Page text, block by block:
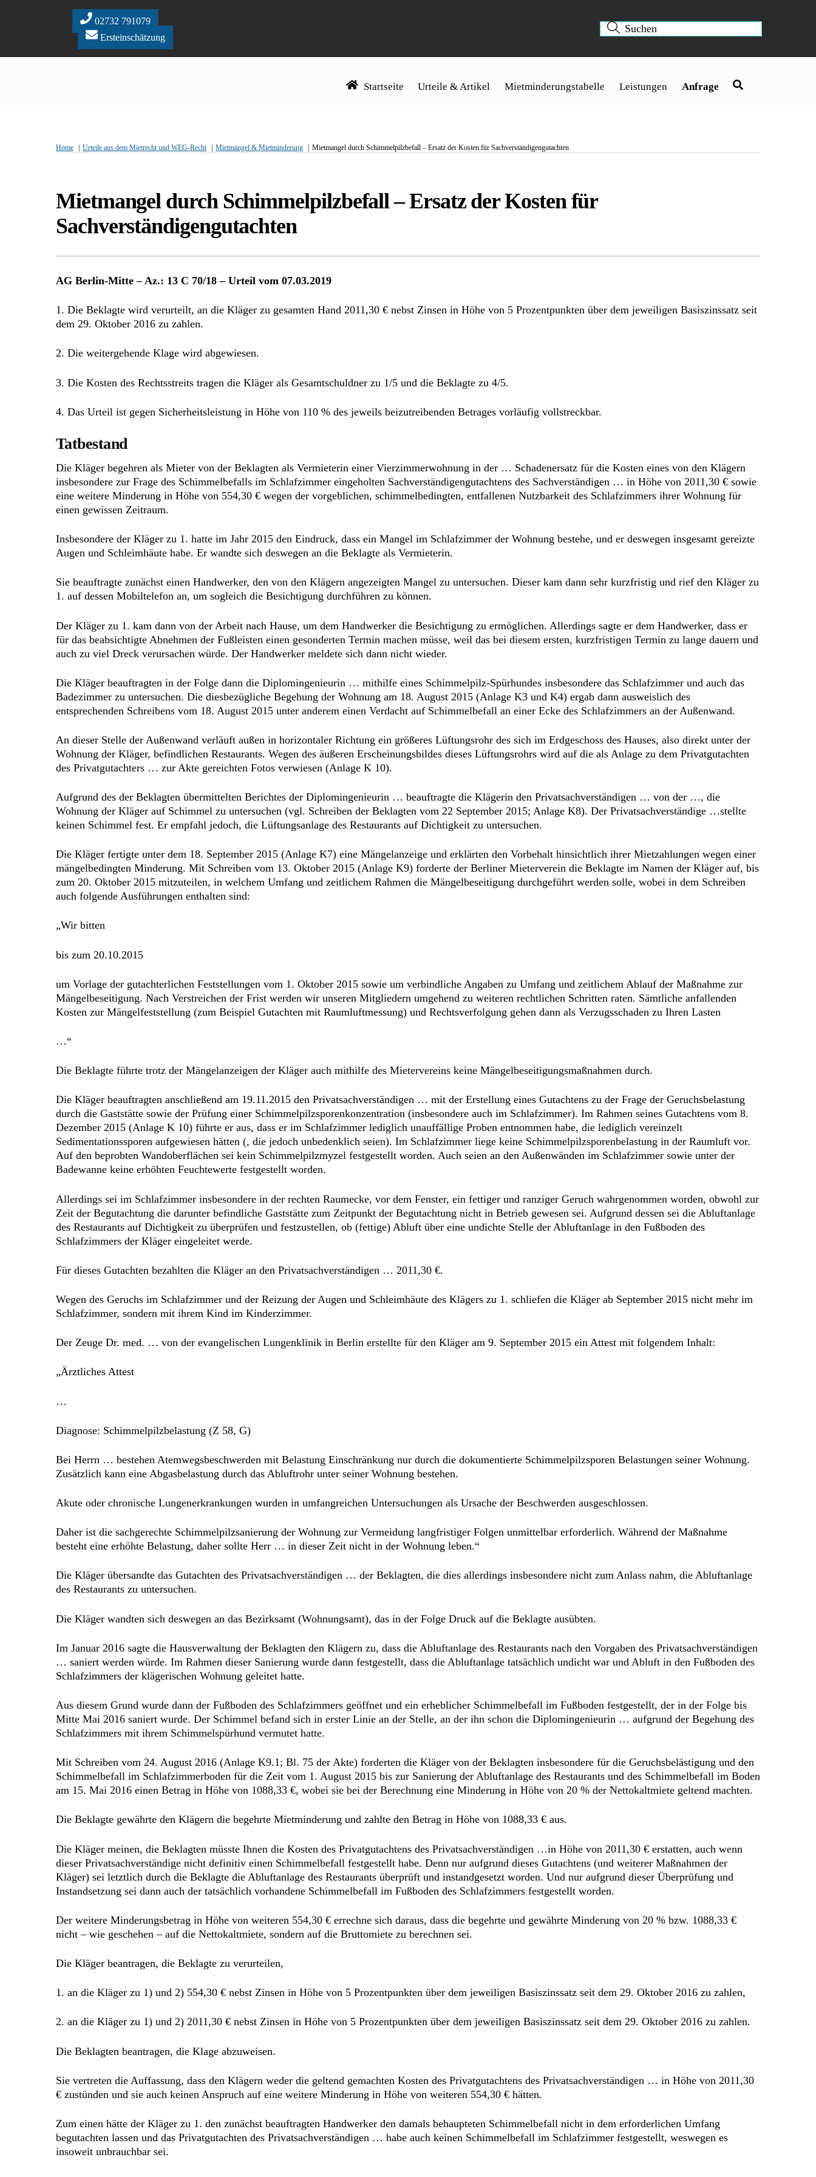
02732 791079
Ersteinschätzung
Startseite Urteile & Artikel Mietminderungstabelle Leistungen Anfrage
Home Urteile aus dem Mietrecht und WEG-Recht Mietmängel & Mietminderung Mietmangel durch Schimmelpilzbefall – Ersatz der Kosten für Sachverständigengutachten
Mietmangel durch Schimmelpilzbefall – Ersatz der Kosten für
Sachverständigengutachten
AG Berlin-Mitte – Az.: 13 C 70/18 – Urteil vom 07.03.2019
1. Die Beklagte wird verurteilt, an die Kläger zu gesamten Hand 2011,30 € nebst Zinsen in Höhe von 5 Prozentpunkten über dem jeweiligen Basiszinssatz seit
dem 29. Oktober 2016 zu zahlen.
2. Die weitergehende Klage wird abgewiesen.
3. Die Kosten des Rechtsstreits tragen die Kläger als Gesamtschuldner zu 1/5 und die Beklagte zu 4/5.
4. Das Urteil ist gegen Sicherheitsleistung in Höhe von 110 % des jeweils beizutreibenden Betrages vorläufig vollstreckbar.
Tatbestand
Die Kläger begehren als Mieter von der Beklagten als Vermieterin einer Vierzimmerwohnung in der … Schadenersatz für die Kosten eines von den Klägern
insbesondere zur Frage des Schimmelbefalls im Schlafzimmer eingeholten Sachverständigengutachtens des Sachverständigen … in Höhe von 2011,30 € sowie
eine weitere Minderung in Höhe von 554,30 € wegen der vorgeblichen, schimmelbedingten, entfallenen Nutzbarkeit des Schlafzimmers ihrer Wohnung für
einen gewissen Zeitraum.
Insbesondere der Kläger zu 1. hatte im Jahr 2015 den Eindruck, dass ein Mangel im Schlafzimmer der Wohnung bestehe, und er deswegen insgesamt gereizte
Augen und Schleimhäute habe. Er wandte sich deswegen an die Beklagte als Vermieterin.
Sie beauftragte zunächst einen Handwerker, den von den Klägern angezeigten Mangel zu untersuchen. Dieser kam dann sehr kurzfristig und rief den Kläger zu
1. auf dessen Mobiltelefon an, um sogleich die Besichtigung durchführen zu können.
Der Kläger zu 1. kam dann von der Arbeit nach Hause, um dem Handwerker die Besichtigung zu ermöglichen. Allerdings sagte er dem Handwerker, dass er
für das beabsichtigte Abnehmen der Fußleisten einen gesonderten Termin machen müsse, weil das bei diesem ersten, kurzfristigen Termin zu lange dauern und
auch zu viel Dreck verursachen würde. Der Handwerker meldete sich dann nicht wieder.
Die Kläger beauftragten in der Folge dann die Diplomingenieurin … mithilfe eines Schimmelpilz-Spürhundes insbesondere das Schlafzimmer und auch das
Badezimmer zu untersuchen. Die diesbezügliche Begehung der Wohnung am 18. August 2015 (Anlage K3 und K4) ergab dann ausweislich des
entsprechenden Schreibens vom 18. August 2015 unter anderem einen Verdacht auf Schimmelbefall an einer Ecke des Schlafzimmers an der Außenwand.
An dieser Stelle der Außenwand verläuft außen in horizontaler Richtung ein größeres Lüftungsrohr des sich im Erdgeschoss des Hauses, also direkt unter der
Wohnung der Kläger, befindlichen Restaurants. Wegen des äußeren Erscheinungsbildes dieses Lüftungsrohrs wird auf die als Anlage zu dem Privatgutachten
des Privatgutachters … zur Akte gereichten Fotos verwiesen (Anlage K 10).
Aufgrund des der Beklagten übermittelten Berichtes der Diplomingenieurin … beauftragte die Klägerin den Privatsachverständigen … von der …, die
Wohnung der Kläger auf Schimmel zu untersuchen (vgl. Schreiben der Beklagten vom 22 September 2015; Anlage K8). Der Privatsachverständige …stellte
keinen Schimmel fest. Er empfahl jedoch, die Lüftungsanlage des Restaurants auf Dichtigkeit zu untersuchen.
Die Kläger fertigte unter dem 18. September 2015 (Anlage K7) eine Mängelanzeige und erklärten den Vorbehalt hinsichtlich ihrer Mietzahlungen wegen einer
mängelbedingten Minderung. Mit Schreiben vom 13. Oktober 2015 (Anlage K9) forderte der Berliner Mieterverein die Beklagte im Namen der Kläger auf, bis
zum 20. Oktober 2015 mitzuteilen, in welchem Umfang und zeitlichem Rahmen die Mängelbeseitigung durchgeführt werden solle, wobei in dem Schreiben
auch folgende Ausführungen enthalten sind:
„Wir bitten
bis zum 20.10.2015
um Vorlage der gutachterlichen Feststellungen vom 1. Oktober 2015 sowie um verbindliche Angaben zu Umfang und zeitlichem Ablauf der Maßnahme zur
Mängelbeseitigung. Nach Verstreichen der Frist werden wir unseren Mitgliedern umgehend zu weiteren rechtlichen Schritten raten. Sämtliche anfallenden
Kosten zur Mängelfeststellung (zum Beispiel Gutachten mit Raumluftmessung) und Rechtsverfolgung gehen dann als Verzugsschaden zu Ihren Lasten
…“
Die Beklagte führte trotz der Mängelanzeigen der Kläger auch mithilfe des Mietervereins keine Mängelbeseitigungsmaßnahmen durch.
Die Kläger beauftragten anschließend am 19.11.2015 den Privatsachverständigen … mit der Erstellung eines Gutachtens zu der Frage der Geruchsbelastung
durch die Gaststätte sowie der Prüfung einer Schimmelpilzsporenkonzentration (insbesondere auch im Schlafzimmer). Im Rahmen seines Gutachtens vom 8.
Dezember 2015 (Anlage K 10) führte er aus, dass er im Schlafzimmer lediglich unauffällige Proben entnommen habe, die lediglich vereinzelt
Sedimentationssporen aufgewiesen hätten (, die jedoch unbedenklich seien). Im Schlafzimmer liege keine Schimmelpilzsporenbelastung in der Raumluft vor.
Auf den beprobten Wandoberflächen sei kein Schimmelpilzmyzel festgestellt worden. Auch seien an den Außenwänden im Schlafzimmer sowie unter der
Badewanne keine erhöhten Feuchtewerte festgestellt worden.
Allerdings sei im Schlafzimmer insbesondere in der rechten Raumecke, vor dem Fenster, ein fettiger und ranziger Geruch wahrgenommen worden, obwohl zur
Zeit der Begutachtung die darunter befindliche Gaststätte zum Zeitpunkt der Begutachtung nicht in Betrieb gewesen sei. Aufgrund dessen sei die Abluftanlage
des Restaurants auf Dichtigkeit zu überprüfen und festzustellen, ob (fettige) Abluft über eine undichte Stelle der Abluftanlage in den Fußboden des
Schlafzimmers der Kläger eingeleitet werde.
Für dieses Gutachten bezahlten die Kläger an den Privatsachverständigen … 2011,30 €.
Wegen des Geruchs im Schlafzimmer und der Reizung der Augen und Schleimhäute des Klägers zu 1. schliefen die Kläger ab September 2015 nicht mehr im
Schlafzimmer, sondern mit ihrem Kind im Kinderzimmer.
Der Zeuge Dr. med. … von der evangelischen Lungenklinik in Berlin erstellte für den Kläger am 9. September 2015 ein Attest mit folgendem Inhalt:
„Ärztliches Attest
…
Diagnose: Schimmelpilzbelastung (Z 58, G)
Bei Herrn … bestehen Atemwegsbeschwerden mit Belastung Einschränkung nur durch die dokumentierte Schimmelpilzsporen Belastungen seiner Wohnung.
Zusätzlich kann eine Abgasbelastung durch das Abluftrohr unter seiner Wohnung bestehen.
Akute oder chronische Lungenerkrankungen wurden in umfangreichen Untersuchungen als Ursache der Beschwerden ausgeschlossen.
Daher ist die sachgerechte Schimmelpilzsanierung der Wohnung zur Vermeidung langfristiger Folgen unmittelbar erforderlich. Während der Maßnahme
besteht eine erhöhte Belastung, daher sollte Herr … in dieser Zeit nicht in der Wohnung leben.“
Die Kläger übersandte das Gutachten des Privatsachverständigen … der Beklagten, die dies allerdings insbesondere nicht zum Anlass nahm, die Abluftanlage
des Restaurants zu untersuchen.
Die Kläger wandten sich deswegen an das Bezirksamt (Wohnungsamt), das in der Folge Druck auf die Beklagte ausübten.
Im Januar 2016 sagte die Hausverwaltung der Beklagten den Klägern zu, dass die Abluftanlage des Restaurants nach den Vorgaben des Privatsachverständigen
… saniert werden würde. Im Rahmen dieser Sanierung wurde dann festgestellt, dass die Abluftanlage tatsächlich undicht war und Abluft in den Fußboden des
Schlafzimmers der klägerischen Wohnung geleitet hatte.
Aus diesem Grund wurde dann der Fußboden des Schlafzimmers geöffnet und ein erheblicher Schimmelbefall im Fußboden festgestellt, der in der Folge bis
Mitte Mai 2016 saniert wurde. Der Schimmel befand sich in erster Linie an der Stelle, an der ihn schon die Diplomingenieurin … aufgrund der Begehung des
Schlafzimmers mit ihrem Schimmelspürhund vermutet hatte.
Mit Schreiben vom 24. August 2016 (Anlage K9.1; Bl. 75 der Akte) forderten die Kläger von der Beklagten insbesondere für die Geruchsbelästigung und den
Schimmelbefall im Schlafzimmerboden für die Zeit vom 1. August 2015 bis zur Sanierung der Abluftanlage des Restaurants und des Schimmelbefall im Boden
am 15. Mai 2016 einen Betrag in Höhe von 1088,33 €, wobei sie bei der Berechnung eine Minderung in Höhe von 20 % der Nettokaltmiete geltend machten.
Die Beklagte gewährte den Klägern die begehrte Mietminderung und zahlte den Betrag in Höhe von 1088,33 € aus.
Die Kläger meinen, die Beklagten müsste Ihnen die Kosten des Privatgutachtens des Privatsachverständigen …in Höhe von 2011,30 € erstatten, auch wenn
dieser Privatsachverständige nicht definitiv einen Schimmelbefall festgestellt habe. Denn nur aufgrund dieses Gutachtens (und weiterer Maßnahmen der
Kläger) sei letztlich durch die Beklagte die Abluftanlage des Restaurants überprüft und instandgesetzt worden. Und nur aufgrund dieser Überprüfung und
Instandsetzung sei dann auch der tatsächlich vorhandene Schimmelbefall im Fußboden des Schlafzimmers festgestellt worden.
Der weitere Minderungsbetrag in Höhe von weiteren 554,30 € errechne sich daraus, dass die begehrte und gewährte Minderung von 20 % bzw. 1088,33 €
nicht – wie geschehen – auf die Nettokaltmiete, sondern auf die Bruttomiete zu berechnen sei.
Die Kläger beantragen, die Beklagte zu verurteilen,
1. an die Kläger zu 1) und 2) 554,30 € nebst Zinsen in Höhe von 5 Prozentpunkten über dem jeweiligen Basiszinssatz seit dem 29. Oktober 2016 zu zahlen,
2. an die Kläger zu 1) und 2) 2011,30 € nebst Zinsen in Höhe von 5 Prozentpunkten über dem jeweiligen Basiszinssatz seit dem 29. Oktober 2016 zu zahlen.
Die Beklagten beantragen, die Klage abzuweisen.
Sie vertreten die Auffassung, dass den Klägern weder die geltend gemachten Kosten des Privatgutachtens des Privatsachverständigen … in Höhe von 2011,30
€ zustünden und sie auch keinen Anspruch auf eine weitere Minderung in Höhe von weiteren 554,30 € hätten.
Zum einen hätte der Kläger zu 1. den zunächst beauftragten Handwerker den damals behaupteten Schimmelbefall nicht in dem erforderlichen Umfang
begutachten lassen und das Privatgutachten des Privatsachverständigen … habe auch keinen Schimmelbefall im Schlafzimmer festgestellt, weswegen es
insoweit unbrauchbar sei.